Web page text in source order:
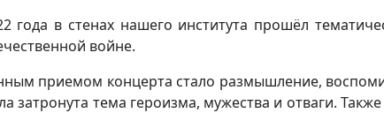
года в стенах нашего института прошёл
войне.
приемом концерта стало размышление,
затронута тема героизма, мужества и отваги.